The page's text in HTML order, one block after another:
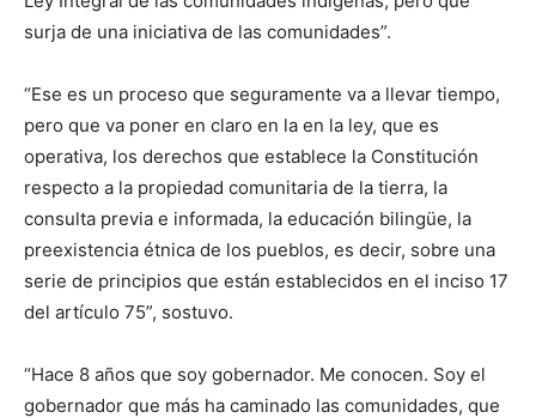
surja de una iniciativa de las comunidades”.
“Ese es un proceso que seguramente va a llevar tiempo,
pero que va poner en claro en la en la ley, que es
operativa, los derechos que establece la Constitución
respecto a la propiedad comunitaria de la tierra, la
consulta previa e informada, la educación bilingüe, la
preexistencia étnica de los pueblos, es decir, sobre una
serie de principios que están establecidos en el inciso 17
del artículo 75”, sostuvo.
“Hace 8 años que soy gobernador. Me conocen. Soy el
gobernador que más ha caminado las comunidades, que